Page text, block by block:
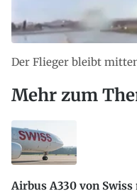
Der Flieger bleibt
Mehr zum
Airbus A330 von